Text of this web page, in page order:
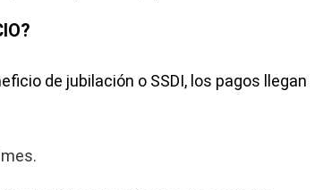
de jubilación o SSDI, los pagos llegan